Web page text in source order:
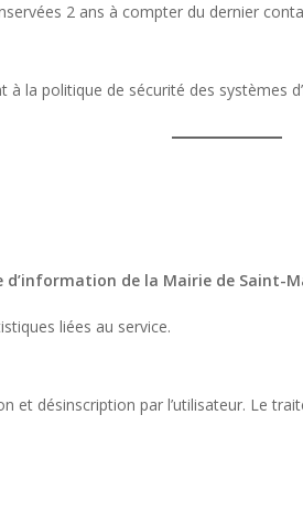
2 ans à compter du dernier
la politique de sécurité des systèmes
d’information de la Mairie de Saint-
liées au service.
désinscription par l’utilisateur. Le